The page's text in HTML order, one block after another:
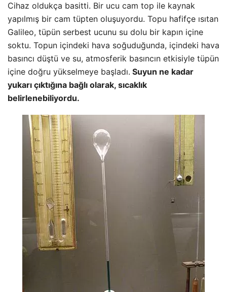
Cihaz oldukça basitti. Bir ucu cam top ile kaynak
yapılmış bir cam tüpten oluşuyordu. Topu hafifçe ısıtan
Galileo, tüpün serbest ucunu su dolu bir kapın içine
soktu. Topun içindeki hava soğuduğunda, içindeki hava
basıncı düştü ve su, atmosferik basıncın etkisiyle tüpün
içine doğru yükselmeye başladı. Suyun ne kadar
yukarı çıktığına bağlı olarak, sıcaklık
belirlenebiliyordu.